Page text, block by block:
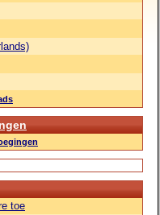
toe